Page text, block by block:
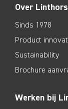
Over
Sinds 1978
Product
Sustainability
Brochure
Werken bij